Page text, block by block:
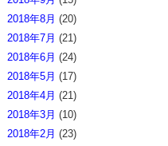
2018年8月 (20)
2018年7月 (21)
2018年6月 (24)
2018年5月 (17)
2018年4月 (21)
2018年3月 (10)
2018年2月 (23)